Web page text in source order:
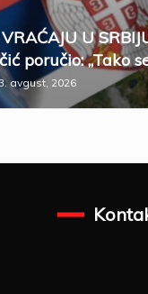
VRAĆAJU U
poručio: „Tako
avgust, 2026